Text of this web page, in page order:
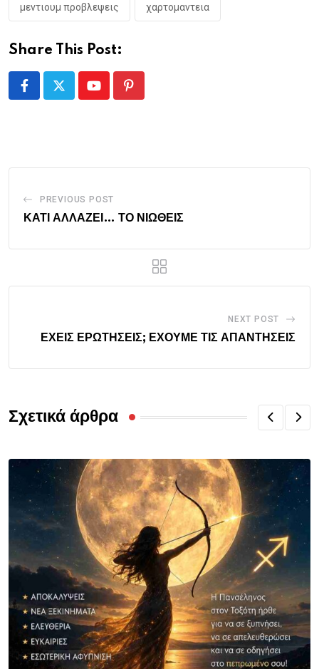
μεντιουμ προβλεψεις χαρτομαντεια
Share This Post:
YoutubePinterest
PREVIOUS POST
ΚΑΤΙ ΑΛΛΑΖΕΙ… ΤΟ ΝΙΩΘΕΙΣ
NEXT POST
ΕΧΕΙΣ ΕΡΩΤΗΣΕΙΣ; ΕΧΟΥΜΕ ΤΙΣ ΑΠΑΝΤΗΣΕΙΣ
Σχετικά άρθρα